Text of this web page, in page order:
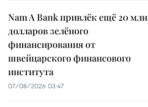
Nam A Bank привлёк ещё 20 млн
долларов зелёного
финансирования от
швейцарского финансового
института
07/08/2026 03:47